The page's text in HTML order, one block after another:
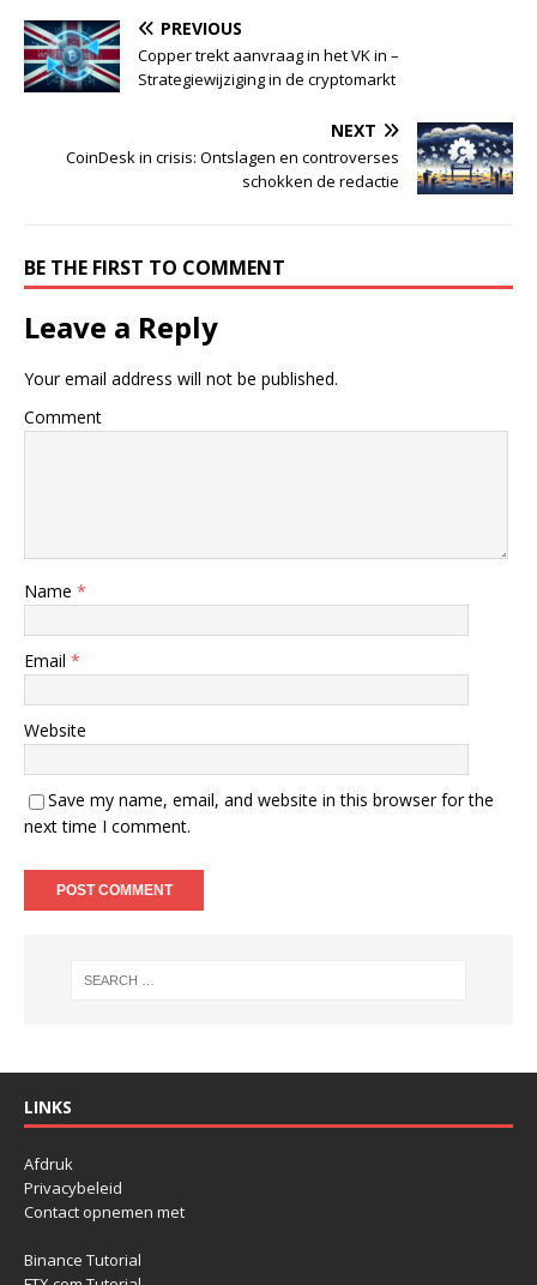
PREVIOUS
Copper trekt aanvraag in het VK in –
Strategiewijziging in de cryptomarkt
NEXT
CoinDesk in crisis: Ontslagen en controverses
schokken de redactie
BE THE FIRST TO COMMENT
Leave a Reply
Your email address will not be published.
Comment
Name *
Email *
Website
Save my name, email, and website in this browser for the
next time I comment.
LINKS
Afdruk
Privacybeleid
Contact opnemen met
Binance Tutorial